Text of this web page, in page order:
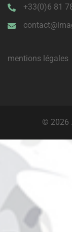
+33(0)6 81
mentions légales
© 2026